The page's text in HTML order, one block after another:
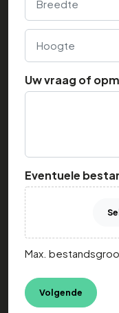
Hoogte
Uw vraag of
Eventuele
Max.